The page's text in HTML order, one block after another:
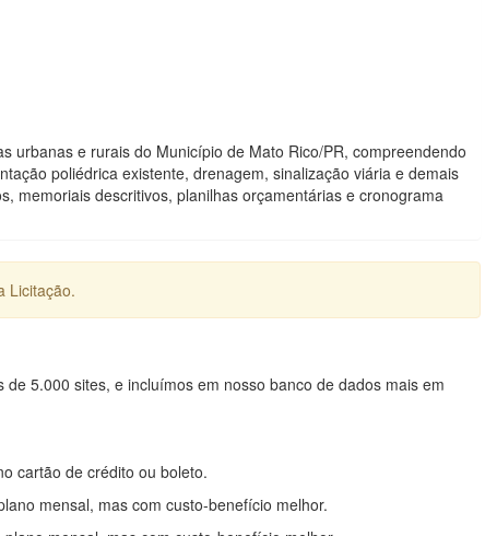
urbanas e rurais do Município de Mato Rico/PR, compreendendo
poliédrica existente, drenagem, sinalização viária e demais
memoriais descritivos, planilhas orçamentárias e cronograma
Licitação.
5.000 sites, e incluímos em nosso banco de dados mais em
cartão de crédito ou boleto.
mensal, mas com custo-benefício melhor.